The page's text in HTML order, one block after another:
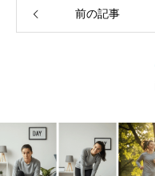
前の記事